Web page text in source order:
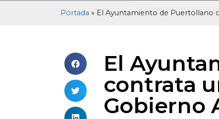
Portada » El Ayuntamiento de Puertollano
El
contrata
Gobierno